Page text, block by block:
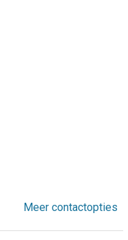
Meer contactopties